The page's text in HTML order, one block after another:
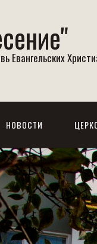
Евангельских
НОВОСТИ